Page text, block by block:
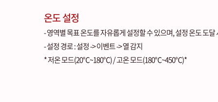
온도 설정
- 영역별 목표 온도를 자유롭게 설정할 수 있으며, 설정 온도 도
- 설정 경로 : 설정 -> 이벤트 -> 열 감지
* 저온 모드(20℃~180℃) / 고온 모드(180℃~450℃)*